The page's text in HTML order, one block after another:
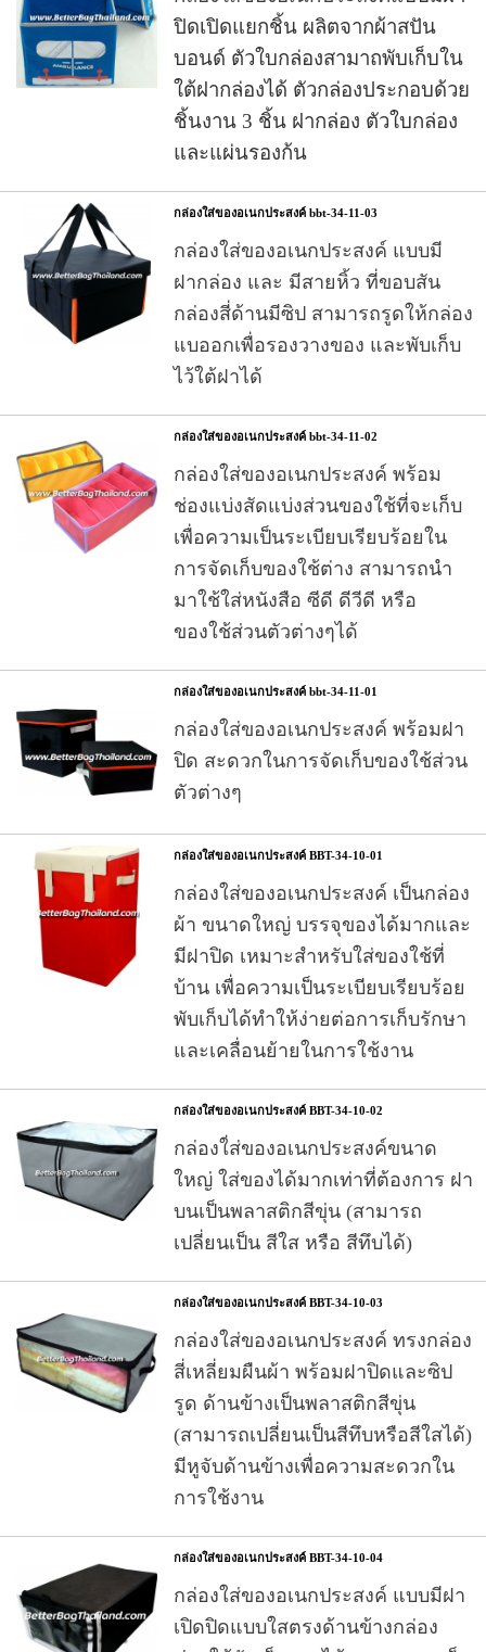
ปิดเปิดแยกชิ้น ผลิตจากผ้าสปัน
บอนด์ ตัวใบกล่องสามาถพับเก็บใน
ใต้ฝากล่องได้ ตัวกล่องประกอบด้วย
ชิ้นงาน 3 ชิ้น ฝากล่อง ตัวใบกล่อง
และแผ่นรองก้น
กล่องใส่ของอเนกประสงค์ bbt-34-11-03
กล่องใส่ของอเนกประสงค์ แบบมี
ฝากล่อง และ มีสายหิ้ว ที่ขอบสัน
กล่องสี่ด้านมีซิป สามารถรูดให้กล่อง
แบออกเพื่อรองวางของ และพับเก็บ
ไว้ใต้ฝาได้
กล่องใส่ของอเนกประสงค์ bbt-34-11-02
กล่องใส่ของอเนกประสงค์ พร้อม
ช่องแบ่งสัดแบ่งส่วนของใช้ที่จะเก็บ
เพื่อความเป็นระเบียบเรียบร้อยใน
การจัดเก็บของใช้ต่าง สามารถนำ
มาใช้ใส่หนังสือ ซีดี ดีวีดี หรือ
ของใช้ส่วนตัวต่างๆได้
กล่องใส่ของอเนกประสงค์ bbt-34-11-01
กล่องใส่ของอเนกประสงค์ พร้อมฝา
ปิด สะดวกในการจัดเก็บของใช้ส่วน
ตัวต่างๆ
กล่องใส่ของอเนกประสงค์ BBT-34-10-01
กล่องใส่ของอเนกประสงค์ เป็นกล่อง
ผ้า ขนาดใหญ่ บรรจุของได้มากและ
มีฝาปิด เหมาะสำหรับใส่ของใช้ที่
บ้าน เพื่อความเป็นระเบียบเรียบร้อย
พับเก็บได้ทำให้ง่ายต่อการเก็บรักษา
และเคลื่อนย้ายในการใช้งาน
กล่องใส่ของอเนกประสงค์ BBT-34-10-02
กล่องใ่ส่ของอเนกประสงค์ขนาด
ใหญ่ ใส่ของได้มากเท่าที่ต้องการ ฝา
บนเป็นพลาสติกสีขุ่น (สามารถ
เปลี่ยนเป็น สีใส หรือ สีทึบได้)
กล่องใส่ของอเนกประสงค์ BBT-34-10-03
กล่องใส่ของอเนกประสงค์ ทรงกล่อง
สี่เหลี่ยมผืนผ้า พร้อมฝาปิดและซิป
รูด ด้านข้างเป็นพลาสติกสีขุ่น
(สามารถเปลี่ยนเป็นสีทึบหรือสีใสได้)
มีหูจับด้านข้างเพื่อความสะดวกใน
การใช้งาน
กล่องใส่ของอเนกประสงค์ BBT-34-10-04
กล่องใส่ของอเนกประสงค์ แบบมีฝา
เปิดปิดแบบใสตรงด้านข้างกล่อง